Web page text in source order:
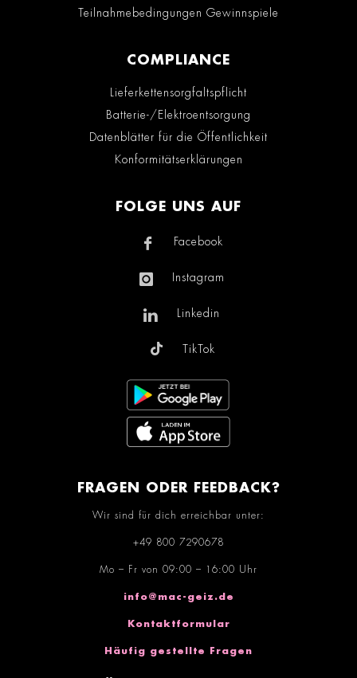
Teilnahmebedingungen Gewinnspiele
COMPLIANCE
Lieferkettensorgfaltspflicht
Batterie-/Elektroentsorgung
Datenblätter für die Öffentlichkeit
Konformitätserklärungen
FOLGE UNS AUF
Facebook
Instagram
Linkedin
TikTok
FRAGEN ODER FEEDBACK?
Wir sind für dich erreichbar unter:
+49 800 7290678
Mo – Fr von 09:00 – 16:00 Uhr
info@mac-geiz.de
Kontaktformular
Häufig gestellte Fragen